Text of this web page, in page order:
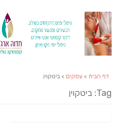
דף הבית > עסקים > ביטקוין
Tag: ביטקוין